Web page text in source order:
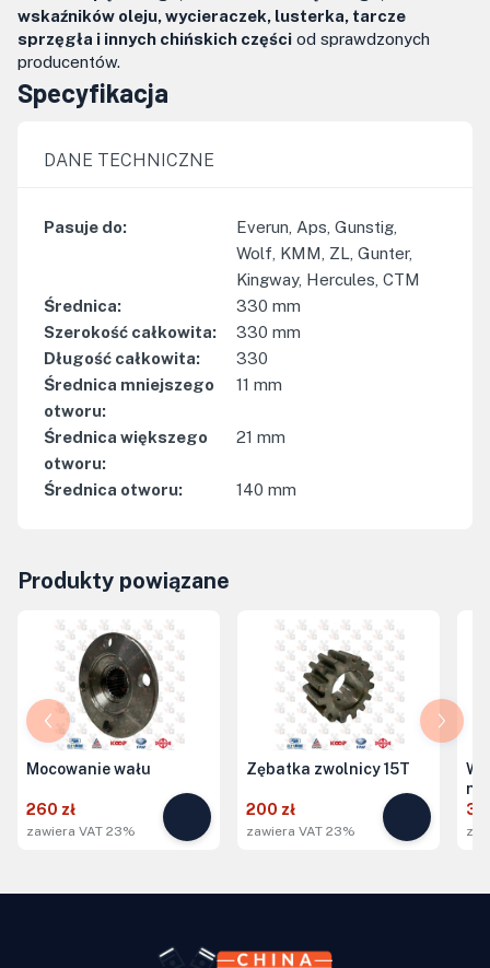
wskaźników oleju, wycieraczek, lusterka, tarcze
sprzęgła i innych chińskich części od sprawdzonych
producentów.
Specyfikacja
DANE TECHNICZNE
Pasuje do:
Everun, Aps, Gunstig,
Wolf, KMM, ZL, Gunter,
Kingway, Hercules, CTM
Średnica: 330 mm
Szerokość całkowita: 330 mm
Długość całkowita:
330
Średnica mniejszego
otworu:
11 mm
Średnica większego
otworu:
21 mm
Średnica otworu: 140 mm
Produkty powiązane
Mocowanie wału
260 zł
zawiera VAT 23%
Zębatka zwolnicy 15T
200 zł
zawiera VAT 23%
3